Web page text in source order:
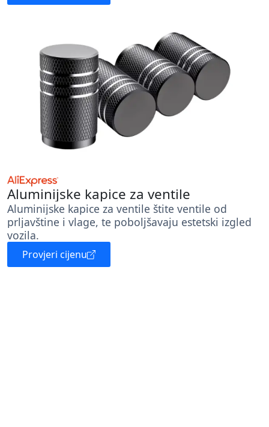
Aluminijske kapice za ventile
Aluminijske kapice za ventile štite ventile od
prljavštine i vlage, te poboljšavaju estetski izgled
vozila.
Provjeri cijenu